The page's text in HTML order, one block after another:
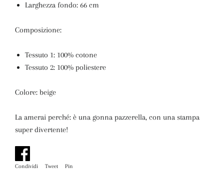
Larghezza fondo: 66 cm
Composizione:
Tessuto 1: 100% cotone
Tessuto 2: 100% poliestere
Colore: beige
La amerai perché: è una gonna pazzerella, con una stampa
super divertente!
Condividi
Condividi
Tweet
Twitta
Pin